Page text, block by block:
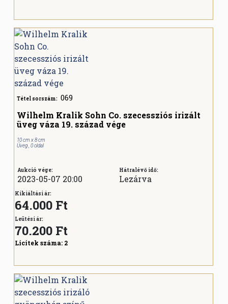
Tétel sorszám: 069
Wilhelm Kralik Sohn Co. szecessziós irizált
üveg váza 19. század vége
10 cm x 8 cm
Üveg , 0 oldal
Aukció vége:
2023-05-07 20:00
Hátralévő idő:
Lezárva
Kikiáltási ár:
64.000 Ft
Leütési ár:
70.200 Ft
Licitek száma: 2